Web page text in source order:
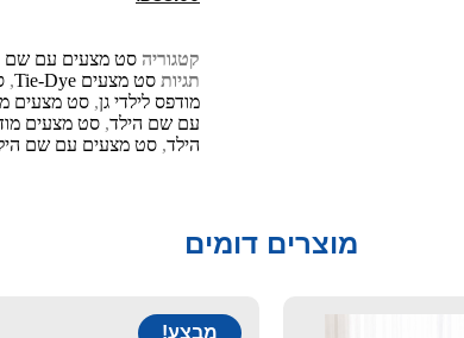
קטגוריה סט מצעים עם שם הילד
תגיות סט מצעים Tie-Dye ,
מודפס לילדי גן, סט מצעים
עם שם הילד, סט מצעים
הילד, סט מצעים עם שם
מוצרים דומים
מבצע!